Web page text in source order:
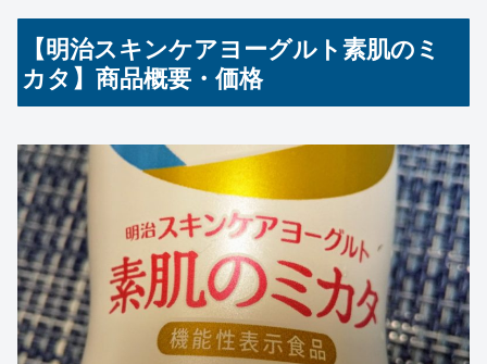
【明治スキンケアヨーグルト素肌のミ
カタ】商品概要・価格